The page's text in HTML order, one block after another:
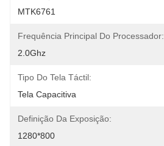
MTK6761
Frequência Principal Do Processador:
2.0Ghz
Tipo Do Tela Táctil:
Tela Capacitiva
Definição Da Exposição:
1280*800